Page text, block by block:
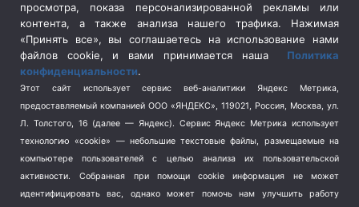
Социальная политика
(3)
Спецоперация в Украине
Спецоперация на Украине
(404)
Спорт (740)
Терроризм (1)
Транспорт (262)
Туризм (178)
Флот (76)
просмотра, показа персонализированной рекламы или
контента, а также анализа нашего трафика. Нажимая
«Принять все», вы соглашаетесь на использование нами
файлов cookie, и вами принимается наша Политика
конфиденциальности.
Этот сайт использует сервис веб-аналитики Яндекс Метрика,
предоставляемый компанией ООО «ЯНДЕКС», 119021, Россия, Москва, ул.
Л. Толстого, 16 (далее — Яндекс). Сервис Яндекс Метрика использует
технологию «cookie» — небольшие текстовые файлы, размещаемые на
компьютере пользователей с целью анализа их пользовательской
активности.
Собранная при помощи cookie информация не может
идентифицировать вас, однако может помочь нам улучшить работу